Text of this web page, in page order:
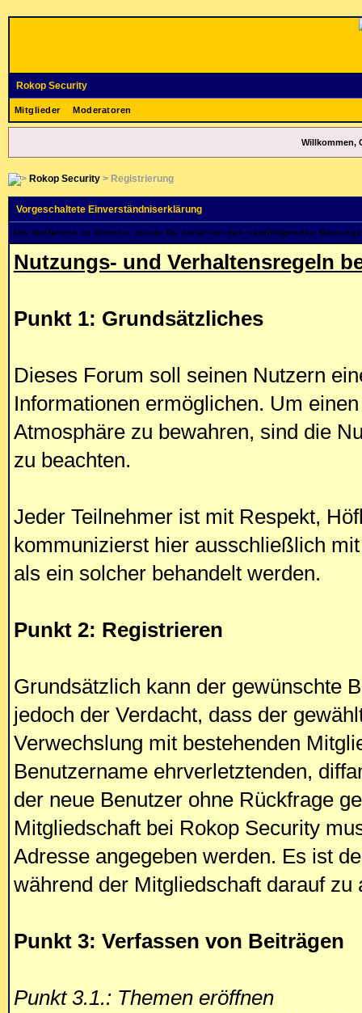
Rokop Security
Mitglieder Moderatoren
Willkommen,
Rokop Security> Registrierung
Vorgeschaltete Einverständniserklärung
Um fortfahren zu können, musst Du zunächst den nachfolgenden
Nutzungs- und Verhaltensregeln
Punkt 1: Grundsätzliches
Dieses Forum soll seinen Nutzern
Informationen ermöglichen. Um
Atmosphäre zu bewahren, sind die
zu beachten.
Jeder Teilnehmer ist mit Respekt,
kommunizierst hier ausschließlich
als ein solcher behandelt werden.
Punkt 2: Registrieren
Grundsätzlich kann der gewünschte
jedoch der Verdacht, dass der
Verwechslung mit bestehenden
Benutzername ehrverletztenden,
der neue Benutzer ohne Rückfrage
Mitgliedschaft bei Rokop Security
Adresse angegeben werden. Es ist
während der Mitgliedschaft darauf
Punkt 3: Verfassen von Beiträgen
Punkt 3.1.: Themen eröffnen